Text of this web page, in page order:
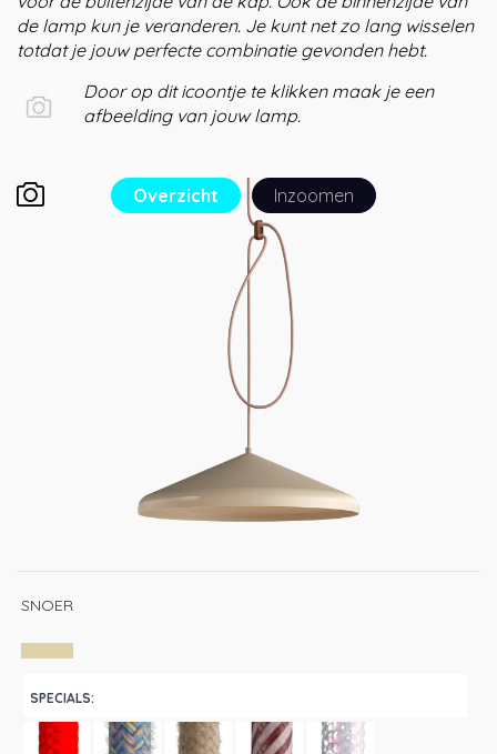
de lamp kun je veranderen. Je kunt net zo lang wisselen
totdat je jouw perfecte combinatie gevonden hebt.
Door op dit icoontje te klikken maak je een
afbeelding van jouw lamp.
Overzicht Inzoomen
SNOER
SPECIALS: